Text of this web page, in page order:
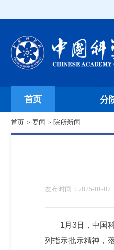
首页 分
首页 > 要闻 > 院所新闻
发布时间： 2025-01-07
1月3日， 中国
列指示批示精神 ，